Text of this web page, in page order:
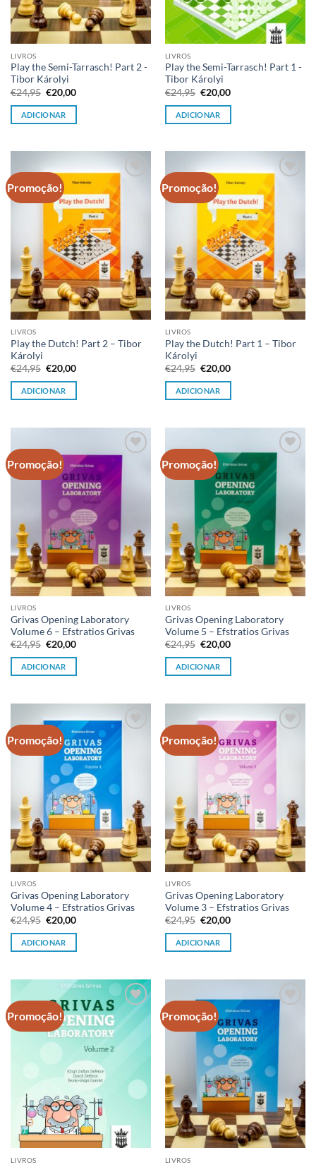
LIVROS
Play the Semi-Tarrasch! Part 2 -
Tibor Károlyi
€24,95 O
preço
original
era:
€20,00O
atual
ADICIONAR
LIVROS
Play the Semi-Tarrasch! Part 1 -
Tibor Károlyi
€24,95 O
preço
original
era:
€20,00O
atual
ADICIONAR
Promoção!
Adicionar
à lista de
desejos
LIVROS
Play the Dutch! Part 2 – Tibor
Károlyi
€24,95 O
preço
original
era:
€20,00O
atual
ADICIONAR
Promoção!
Adicionar
à lista de
desejos
LIVROS
Play the Dutch! Part 1 – Tibor
Károlyi
€24,95 O
preço
original
era:
€20,00O
atual
ADICIONAR
Promoção!
Adicionar
à lista de
LIVROS
Grivas Opening Laboratory
Volume 6 – Efstratios Grivas
€24,95 O
preço
original
era:
€20,00O
atual
ADICIONAR
Promoção!
Adicionar
à lista de
desejos
LIVROS
Grivas Opening Laboratory
Volume 5 – Efstratios Grivas
€24,95 O
preço
original
era:
€20,00O
atual
ADICIONAR
Promoção!
Adicionar
LIVROS
Grivas Opening Laboratory
Volume 4 – Efstratios Grivas
€24,95 O
preço
original
era:
€20,00O
atual
ADICIONAR
Promoção!
Adicionar
à lista de
desejos
LIVROS
Grivas Opening Laboratory
Volume 3 – Efstratios Grivas
€24,95 O
preço
original
era:
€20,00O
atual
ADICIONAR
Promoção!
Adicionar
à lista de
desejos
LIVROS
Promoção!
à lista de
LIVROS